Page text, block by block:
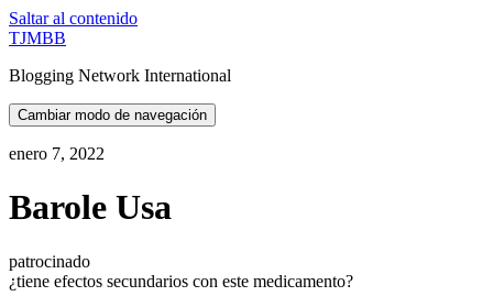
Saltar al contenido
TJMBB
Blogging Network International
Cambiar modo de navegación
enero 7, 2022
Barole Usa
patrocinado
¿tiene efectos secundarios con este medicamento?